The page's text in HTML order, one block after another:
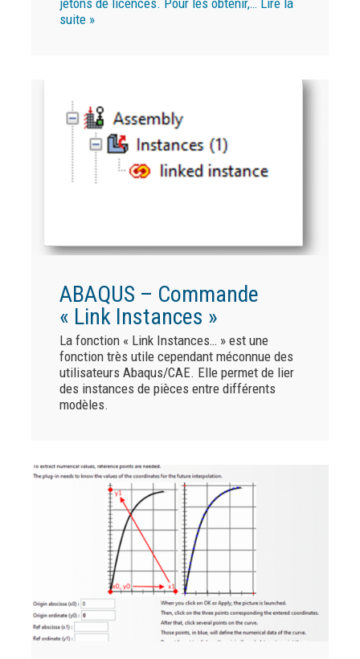
jetons de licences. Pour les obtenir,… Lire la
suite »
ABAQUS – Commande
« Link Instances »
La fonction « Link Instances… » est une
fonction très utile cependant méconnue des
utilisateurs Abaqus/CAE. Elle permet de lier
des instances de pièces entre différents
modèles.